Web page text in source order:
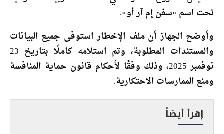
تحت اسم «سفن إم آر أو».
وأوضح الجهاز أن ملف الإخطار استوفى جميع البيانات
والمستندات المطلوبة، وتم استلامه كاملًا بتاريخ 23
نوفمبر 2025، وذلك وفقًا لأحكام قانون حماية المنافسة
ومنع الممارسات الاحتكارية.
إقرأ أيضاً